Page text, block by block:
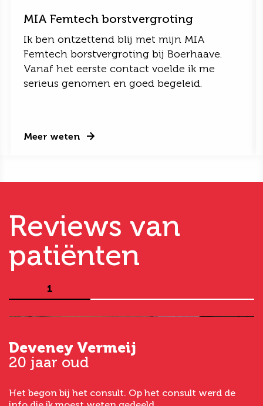
MIA Femtech borstvergroting
Ik ben ontzettend blij met mijn MIA
Femtech borstvergroting bij Boerhaave.
Vanaf het eerste contact voelde ik me
serieus genomen en goed begeleid.
Meer weten
Reviews van
patiënten
1
Deveney Vermeij
20 jaar oud
Het begon bij het consult. Op het consult werd de